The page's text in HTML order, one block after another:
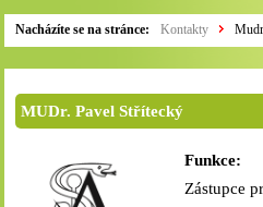
Nacházíte se na stránce: Kontakty
MUDr. Pavel Střítecký
Funkce:
Zástupce